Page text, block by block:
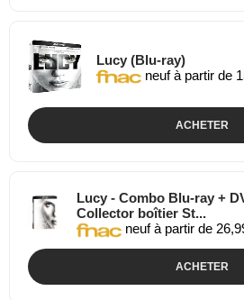
Lucy (Blu-ray)
neuf à partir de
ACHETER
Lucy - Combo Blu-ray +
Collector boîtier St...
neuf à partir de
ACHETER